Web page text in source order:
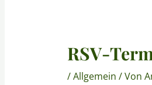
RSV-
/Allgemein / Von